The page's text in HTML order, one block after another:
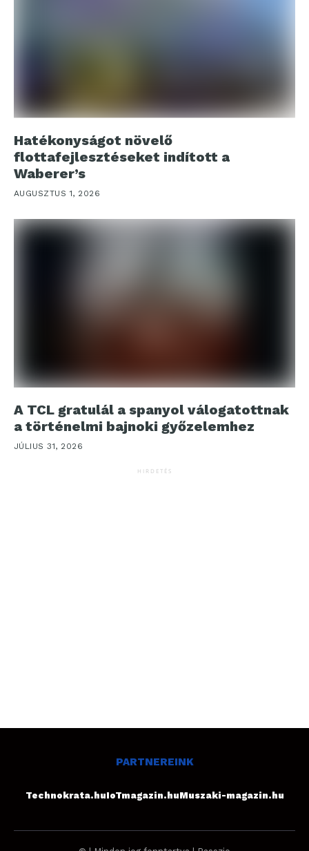
Hatékonyságot növelő
flottafejlesztéseket indított a
Waberer’s
AUGUSZTUS 1, 2026
A TCL gratulál a spanyol válogatottnak
a történelmi bajnoki győzelemhez
JÚLIUS 31, 2026
HIRDETÉS
PARTNEREINK
Technokrata.huIoTmagazin.huMuszaki-magazin.hu